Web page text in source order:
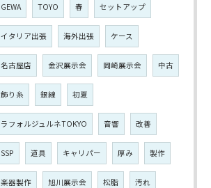
GEWA TOYO 春 セットアップ
イタリア出張 海外出張 ケース
名古屋店 金沢展示会 岡崎展示会 中古
飾り糸 銀線 初夏
ラフォルジュルネTOKYO 音響 改善
SSP 道具 キャリパー 厚み 製作
楽器製作 旭川展示会 松脂 汚れ